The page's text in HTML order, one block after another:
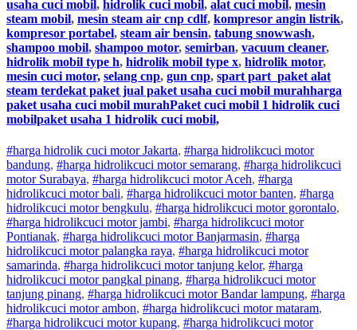
usaha cuci mobil, hidrolik cuci mobil, alat cuci mobil, mesin
steam mobil, mesin steam air cnp cdlf, kompresor angin listrik,
kompresor portabel, steam air bensin, tabung snowwash,
shampoo mobil, shampoo motor, semirban, vacuum cleaner,
hidrolik mobil type h, hidrolik mobil type x, hidrolik motor,
mesin cuci motor, selang cnp, gun cnp, spart part paket alat
steam terdekat paket jual paket usaha cuci mobil murahharga
paket usaha cuci mobil murahPaket cuci mobil 1 hidrolik cuci
mobilpaket usaha 1 hidrolik cuci mobil,
#harga hidrolik cuci motor Jakarta, #harga hidrolikcuci motor
bandung, #harga hidrolikcuci motorsemarang, #harga hidrolikcuci
motorSurabaya, #harga hidrolikcuci motorAceh, #harga
hidrolikcuci motorbali, #harga hidrolikcuci motorbanten, #harga
hidrolikcuci motorbengkulu, #harga hidrolikcuci motorgorontalo,
#harga hidrolikcuci motorjambi, #harga hidrolikcuci motor
Pontianak, #harga hidrolikcuci motorBanjarmasin, #harga
hidrolikcuci motorpalangka raya, #harga hidrolikcuci motor
samarinda, #harga hidrolikcuci motortanjung kelor, #harga
hidrolikcuci motorpangkal pinang, #harga hidrolikcuci motor
tanjung pinang, #harga hidrolikcuci motorBandar lampung, #harga
hidrolikcuci motorambon, #harga hidrolikcuci motormataram,
#harga hidrolikcuci motorkupang, #harga hidrolikcuci motor